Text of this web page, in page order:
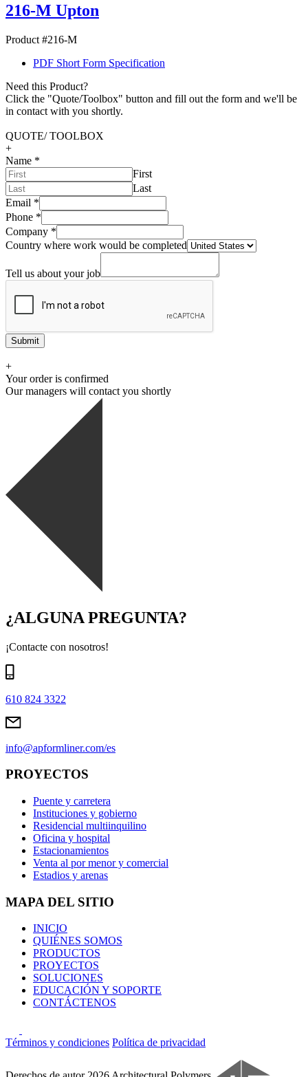
216-M Upton
Product #216-M
PDF Short Form Specification
Need this Product?
Click the "Quote/Toolbox" button and fill out the form and we'll be
in contact with you shortly.
QUOTE/ TOOLBOX
+
Name *
First
Last
Email *
Phone *
Company *
Country where work would be completed
Tell us about your job
Submit
+
Your order is confirmed
Our managers will contact you shortly
¿ALGUNA PREGUNTA?
¡Contacte con nosotros!
610 824 3322
info@apformliner.com/es
PROYECTOS
Puente y carretera
Instituciones y gobierno
Residencial multiinquilino
Oficina y hospital
Estacionamientos
Venta al por menor y comercial
Estadios y arenas
MAPA DEL SITIO
INICIO
QUIÉNES SOMOS
PRODUCTOS
PROYECTOS
SOLUCIONES
EDUCACIÓN Y SOPORTE
CONTÁCTENOS
Términos y condiciones Política de privacidad